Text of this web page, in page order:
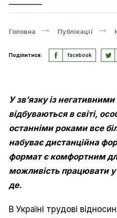
Головна Публікації
Поділитися: facebook
У зв’язку із
відбуваються в світі,
останніми роками все
набуває дистанційна
формат є комфортним
можливість працювати
де.
В Україні трудові